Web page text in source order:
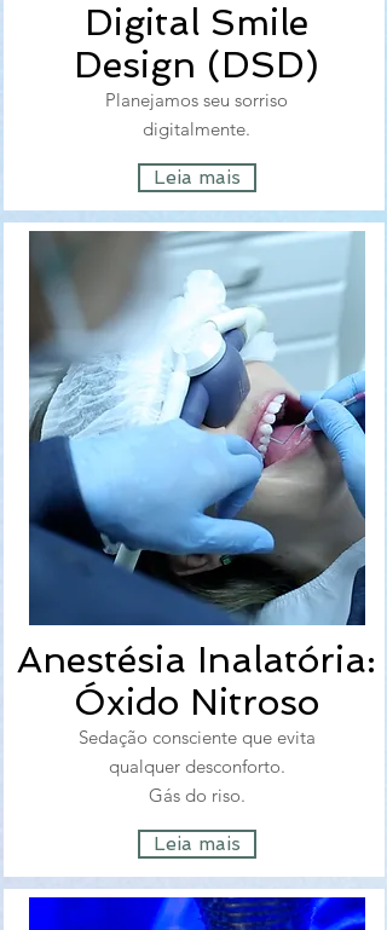
Digital Smile
Design (DSD)
Planejamos seu sorriso
digitalmente.
Leia mais
Anestésia Inalatória:
Óxido Nitroso
Sedação consciente que evita
qualquer desconforto.
Gás do riso.
Leia mais